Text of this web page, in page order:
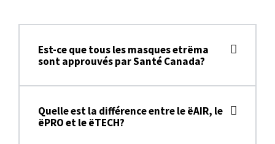
Est-ce que tous les masques etrëma
sont approuvés par Santé Canada?
Quelle est la différence entre le ëAIR, le
ëPRO et le ëTECH?